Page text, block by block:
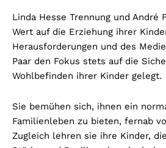
Linda Hesse Trennung und André
Wert auf die Erziehung ihrer
Herausforderungen und des
Paar den Fokus stets auf die
Wohlbefinden ihrer Kinder gelegt.
Sie bemühen sich, ihnen ein
Familienleben zu bieten, fernab
Zugleich lehren sie ihre Kinder,